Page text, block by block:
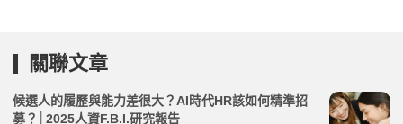
關聯文章
候選人的履歷與能力差很大？AI時代HR該如何精準招
募？│2025人資F.B.I.研究報告